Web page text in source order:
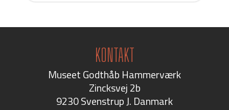
KONTAKT
Museet Godthåb Hammerværk
Zincksvej 2b
9230 Svenstrup J. Danmark